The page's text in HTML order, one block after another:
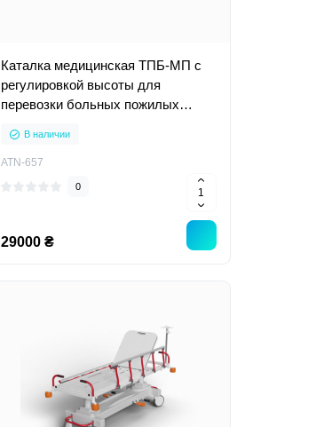
Каталка медицинская ТПБ-МП с
регулировкой высоты для
перевозки больных пожилых
В наличии
ATN-657
0
29000 ₴